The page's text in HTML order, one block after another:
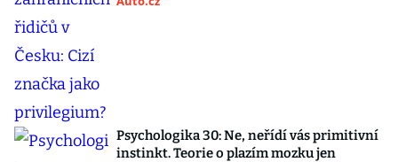
Psychologika 30: Ne, neřídí vás primitivní
instinkt. Teorie o plazím mozku jen